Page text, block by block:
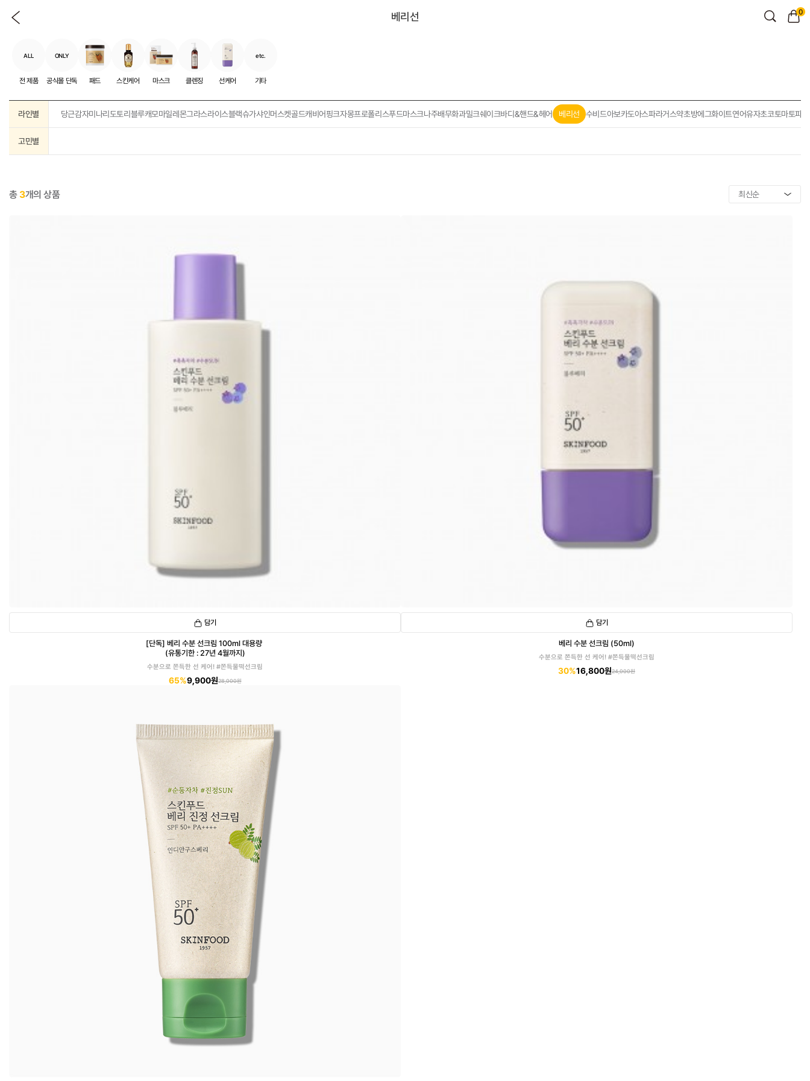
베리선 0
ALL
전 제품
ONLY
공식몰 단독 패드 스킨케어 마스크 클렌징 선케어
etc.
기타
라인별 당근감자미나리도토리블루캐모마일레몬그라스라이스블랙슈가샤인머스켓골드캐비어핑크자몽프로폴리스푸드마스크나주배무화과밀크쉐이크바디&핸드&헤어 베리선 수비드아보카도아스파라거스약초방에그화이트연어유자초코토마토파
고민별
총 3개의 상품
담기
[단독] 베리 수분 선크림 100ml 대용량
(유통기한 : 27년 4월까지)
수분으로 쫀득한 선 케어! #쫀득물떡선크림
65%9,900원28,000원
담기
베리 수분 선크림 (50ml)
수분으로 쫀득한 선 케어! #쫀득물떡선크림
30%16,800원24,000원